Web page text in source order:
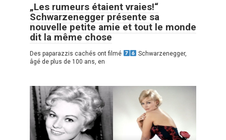
„Les rumeurs étaient vraies!“
Schwarzenegger présente sa
nouvelle petite amie et tout le monde
dit la même chose
Des paparazzis cachés ont filmé
Schwarzenegger,
âgé de plus de 100 ans, en